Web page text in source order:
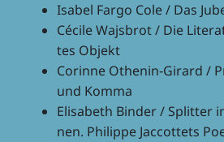
Isabel Fargo Cole / Das
Cécile Wajs­brot / Die
tes Objekt
Corinne Othenin-Girard /
und Komma
Elisa­beth Binder / Split­ter
nen. Phil­ippe Jaccot­tets